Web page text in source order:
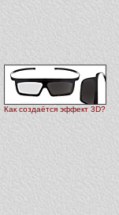
Как создаётся эффект 3D?